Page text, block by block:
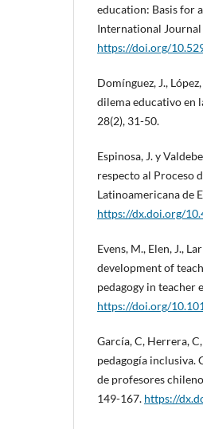
education: Basis for
International Journal
https://doi.org/
Domínguez, J.,
dilema educativo en
28(2), 31-50.
Espinosa, J. y
respecto al Proceso
Latinoamericana de
https://dx.doi.org/
Evens, M., Elen, J.,
development of
pedagogy in teacher
https://doi.org/
García, C, Herrera,
pedagogía inclusiva.
de profesores
149-167. https://